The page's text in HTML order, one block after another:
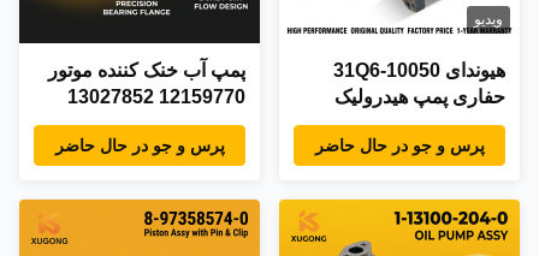
ویدیو
هیوندای 31Q6-10050
حفاری پمپ هیدرولیک
مونتاژ جابجایی متغیر پمپ
اصلی قطعات کارخانه
پرس و جو در حال حاضر
پمپ آب خنک کننده موتور
12159770 13027852
Weichai Deutz TD226B
WP6G برای SDLG
بارگذاری
پرس و جو در حال حاضر